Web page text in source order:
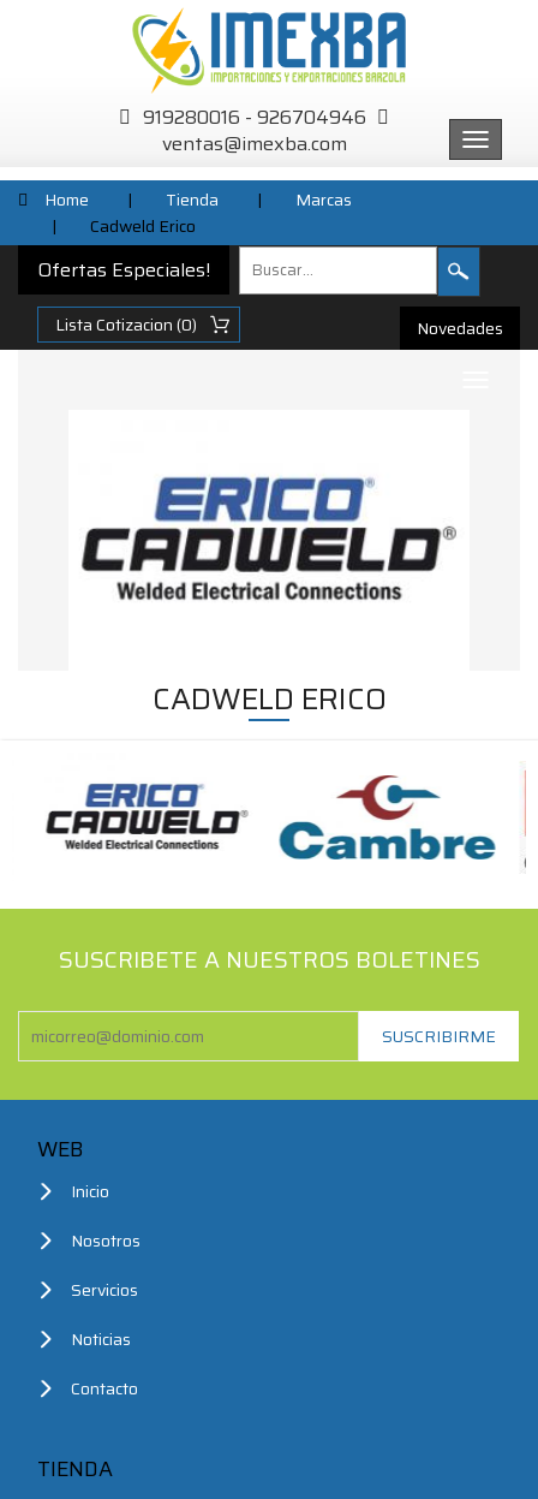
919280016 - 926704946
ventas@imexba.com
Menu
Home | Tienda |
Marcas
|
Cadweld Erico
Ofertas Especiales!
Novedades
CADWELD ERICO
SUSCRIBETE A NUESTROS BOLETINES
WEB
Inicio
Nosotros
Servicios
Noticias
Contacto
TIENDA